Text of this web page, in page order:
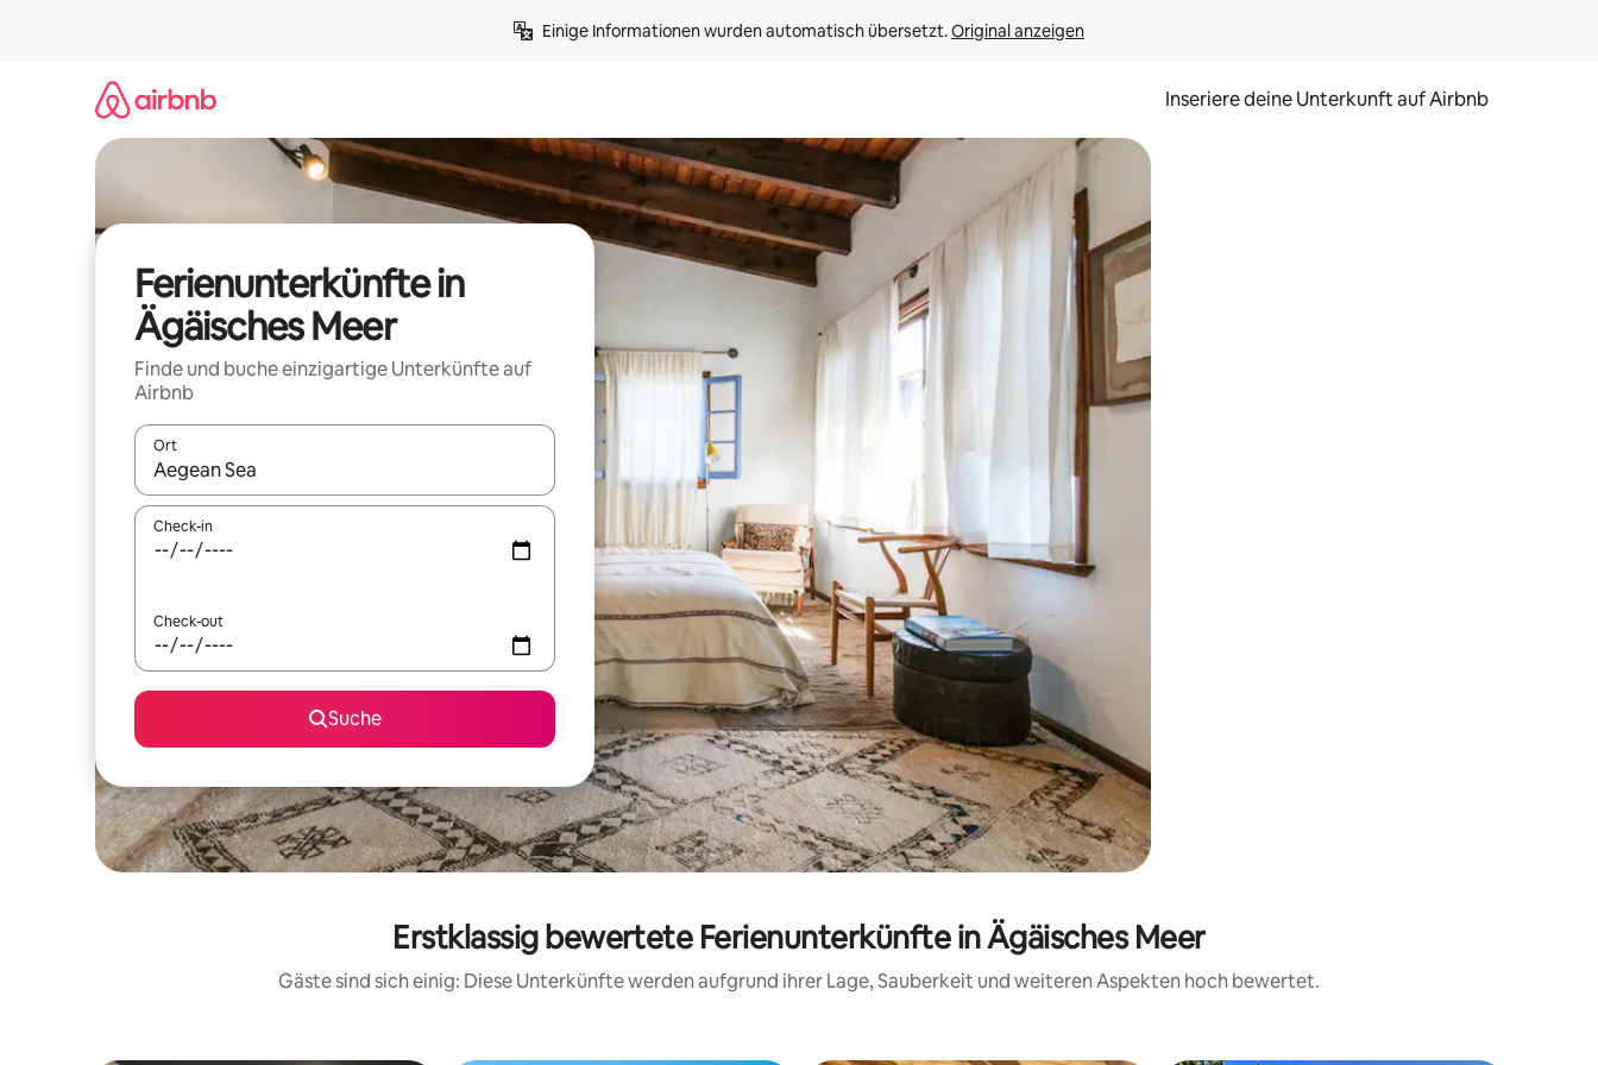
Einige Informationen wurden automatisch übersetzt. Original anzeigen
Inseriere deine Unterkunft auf Airbnb
Ferienunterkünfte in
Ägäisches Meer
Finde und buche einzigartige Unterkünfte auf
Airbnb
Ort
Wenn Ergebnisse verfügbar sind, navigiere mit den Pfeiltasten nach oben und unten oder erkunde die Ergebnisse durch Berühren oder Wischgesten.
Check-in
Check-out
Suche
Erstklassig bewertete Ferienunterkünfte in Ägäisches Meer
Gäste sind sich einig: Diese Unterkünfte werden aufgrund ihrer Lage, Sauberkeit und weiteren Aspekten hoch bewertet.